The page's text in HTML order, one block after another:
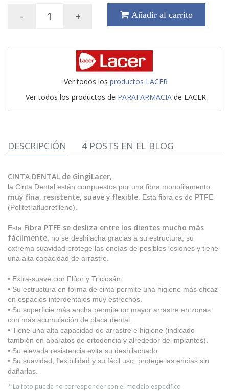
- + Añadir al carrito
Ver todos los productos LACER
Ver todos los productos de PARAFARMACIA de LACER
DESCRIPCIÓN 4POSTS EN EL BLOG
CINTA DENTAL de GingiLacer,
la Cinta Dental están compuestos por una fibra monofilamento
muy fina, resistente, suave y flexible . Esta fibra es de PTFE
(Politetrafluoretileno).
Esta Fibra PTFE se desliza entre los dientes mucho más
fácilmente , no se deshilacha gracias a su estructura, su
extrema suavidad protege las encías de posibles lesiones y tiene
una alta capacidad de arrastre.
• Extra-suave con Flúor y Triclosán.
• Su estructura en forma de cinta permite una higiene más eficaz
en espacios interdentales muy estrechos.
• Su superficie más ancha permite un mayor arrastre en zonas
con más acumulación de placa dental.
• Tiene una alta capacidad de arrastre e higiene (indicado
también en aparatos de ortodoncia y alrededor de implantes).
• Su elevada resistencia evita su deshilachado.
• Su suavidad, flexibilidad y su fácil uso, protege las encías sin
dañarlas.
* La foto puede no corresponder con el modelo específico